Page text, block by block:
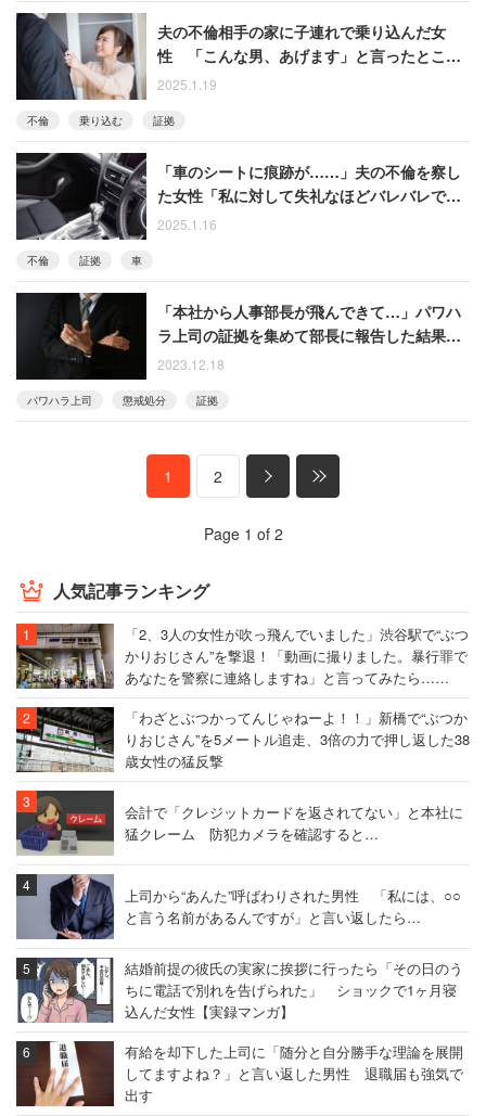
夫の不倫相手の家に子連れで乗り込んだ女
性 「こんな男、あげます」と言ったとこ
ろ……【衝撃エピソード振り返り再配信】
2025.1.19
不倫 乗り込む 証拠
「車のシートに痕跡が……」夫の不倫を察し
た女性「私に対して失礼なほどバレバレでし
た」【衝撃エピソード振り返り再配信】
2025.1.16
不倫 証拠 車
「本社から人事部長が飛んできて…」パワハ
ラ上司の証拠を集めて部長に報告した結果
【後編】
2023.12.18
パワハラ上司 懲戒処分 証拠
1 2
Page 1 of 2
人気記事ランキング
「2、3人の女性が吹っ飛んでいました」渋谷駅で“ぶつ
かりおじさん”を撃退！「動画に撮りました。暴行罪で
あなたを警察に連絡しますね」と言ってみたら……
「わざとぶつかってんじゃねーよ！！」新橋で“ぶつか
りおじさん”を5メートル追走、3倍の力で押し返した38
歳女性の猛反撃
会計で「クレジットカードを返されてない」と本社に
猛クレーム 防犯カメラを確認すると…
上司から“あんた”呼ばわりされた男性 「私には、○○
と言う名前があるんですが」と言い返したら…
結婚前提の彼氏の実家に挨拶に行ったら「その日のう
ちに電話で別れを告げられた」 ショックで1ヶ月寝
込んだ女性【実録マンガ】
有給を却下した上司に「随分と自分勝手な理論を展開
してますよね？」と言い返した男性 退職届も強気で
出す